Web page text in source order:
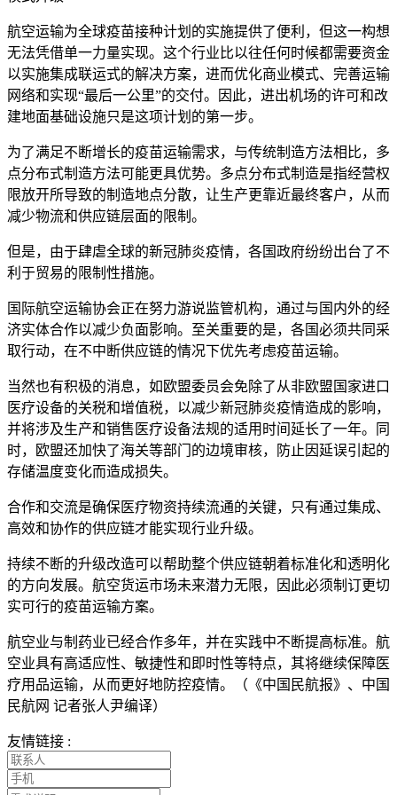
航空运输为全球疫苗接种计划的实施提供了便利，但这一构想
无法凭借单一力量实现。这个行业比以往任何时候都需要资金
以实施集成联运式的解决方案，进而优化商业模式、完善运输
网络和实现“最后一公里”的交付。因此，进出机场的许可和改
建地面基础设施只是这项计划的第一步。
为了满足不断增长的疫苗运输需求，与传统制造方法相比，多
点分布式制造方法可能更具优势。多点分布式制造是指经营权
限放开所导致的制造地点分散，让生产更靠近最终客户，从而
减少物流和供应链层面的限制。
但是，由于肆虐全球的新冠肺炎疫情，各国政府纷纷出台了不
利于贸易的限制性措施。
国际航空运输协会正在努力游说监管机构，通过与国内外的经
济实体合作以减少负面影响。至关重要的是，各国必须共同采
取行动，在不中断供应链的情况下优先考虑疫苗运输。
当然也有积极的消息，如欧盟委员会免除了从非欧盟国家进口
医疗设备的关税和增值税，以减少新冠肺炎疫情造成的影响，
并将涉及生产和销售医疗设备法规的适用时间延长了一年。同
时，欧盟还加快了海关等部门的边境审核，防止因延误引起的
存储温度变化而造成损失。
合作和交流是确保医疗物资持续流通的关键，只有通过集成、
高效和协作的供应链才能实现行业升级。
持续不断的升级改造可以帮助整个供应链朝着标准化和透明化
的方向发展。航空货运市场未来潜力无限，因此必须制订更切
实可行的疫苗运输方案。
航空业与制药业已经合作多年，并在实践中不断提高标准。航
空业具有高适应性、敏捷性和即时性等特点，其将继续保障医
疗用品运输，从而更好地防控疫情。（《中国民航报》、中国
民航网 记者张人尹编译）
友情链接 :